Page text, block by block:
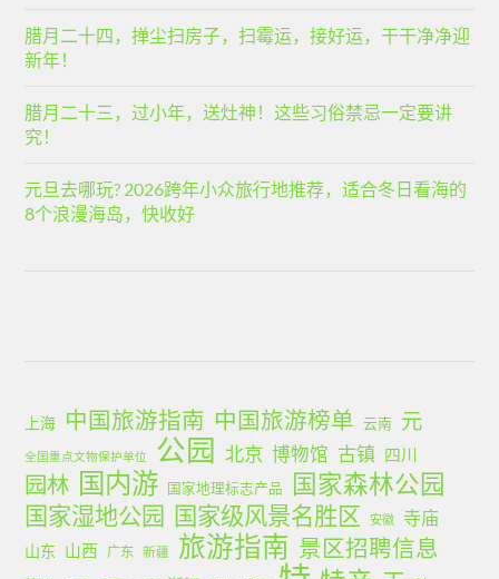
腊月二十四，掸尘扫房子，扫霉运，接好运，干干净净迎
新年！
腊月二十三，过小年，送灶神！这些习俗禁忌一定要讲
究！
元旦去哪玩? 2026跨年小众旅行地推荐，适合冬日看海的
8个浪漫海岛，快收好
上海 中国旅游指南 中国旅游榜单 云南 元
全国重点文物保护单位 公园 北京 博物馆 古镇 四川
园林 国内游 国家地理标志产品 国家森林公园
国家湿地公园 国家级风景名胜区 安徽 寺庙
山东 山西 广东 新疆 旅游指南 景区招聘信息